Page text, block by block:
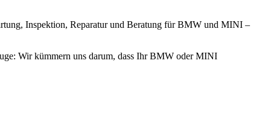
Inspektion, Reparatur und Beratung für BMW und MINI –
Wir kümmern uns darum, dass Ihr BMW oder MINI